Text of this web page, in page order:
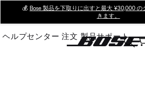
Main
💰 Bose 製品を下取りに出すと最大 ¥30,000
きます。
ヘルプセンター 注文 製品サポート